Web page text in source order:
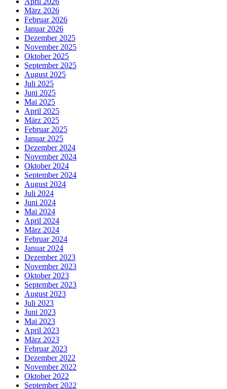
März 2026
Februar 2026
Januar 2026
Dezember 2025
November 2025
Oktober 2025
September 2025
August 2025
Juli 2025
Juni 2025
Mai 2025
April 2025
März 2025
Februar 2025
Januar 2025
Dezember 2024
November 2024
Oktober 2024
September 2024
August 2024
Juli 2024
Juni 2024
Mai 2024
April 2024
März 2024
Februar 2024
Januar 2024
Dezember 2023
November 2023
Oktober 2023
September 2023
August 2023
Juli 2023
Juni 2023
Mai 2023
April 2023
März 2023
Februar 2023
Dezember 2022
November 2022
Oktober 2022
September 2022